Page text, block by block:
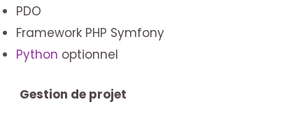
PDO
Framework PHP Symfony
Python optionnel
Gestion de projet